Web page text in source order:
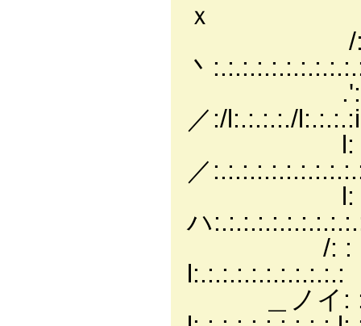
ｘ
/: : : : : (: :
丶
.': : : : : :
／:/l:.:.:.:./
l: : : : : : : l
／
l: : : : : : : ',
ハ
/: : : : :'.: :
l:.:.:.:.:.:.:.:.:.:.:
＿ノイ: